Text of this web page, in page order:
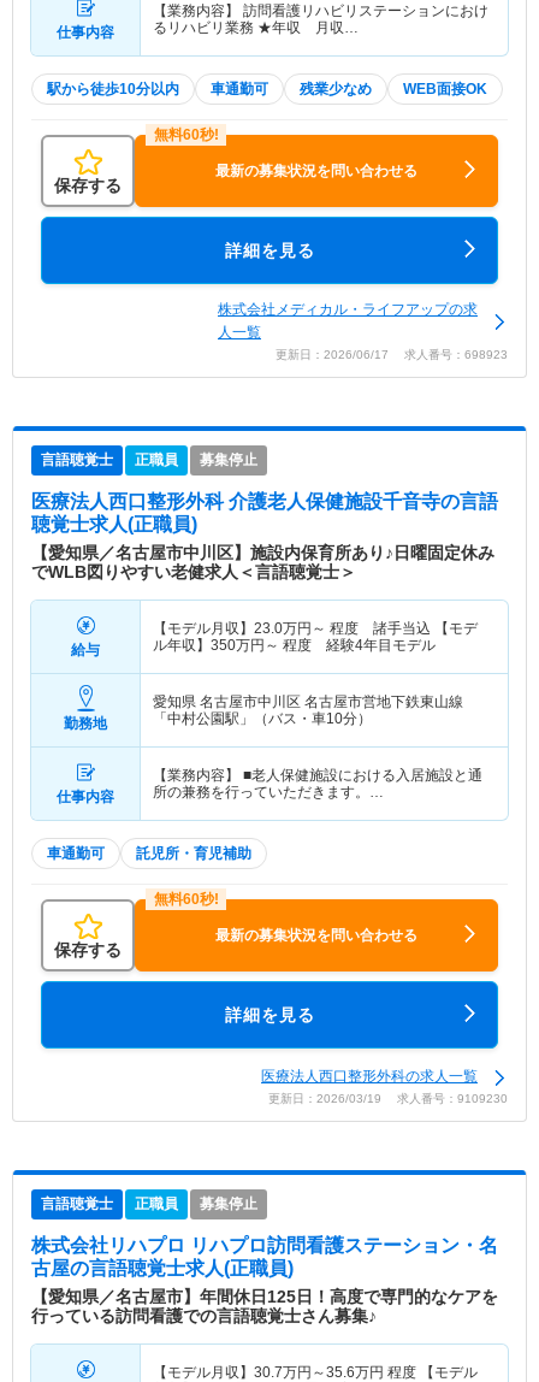
仕事内容
【業務内容】 訪問看護リハビリステーションにおけ
るリハビリ業務 ★年収 月収…
駅から徒歩10分以内 車通勤可 残業少なめ WEB面接OK
保存する
最新の募集状況を問い合わせる
詳細を見る
株式会社メディカル・ライフアップの求
人一覧
更新日：2026/06/17 求人番号：698923
言語聴覚士 正職員 募集停止
医療法人西口整形外科 介護老人保健施設千音寺の言語
聴覚士求人(正職員)
【愛知県／名古屋市中川区】施設内保育所あり♪日曜固定休み
でWLB図りやすい老健求人＜言語聴覚士＞
給与
【モデル月収】 23.0万円～ 程度 諸手当込 【モデ
ル年収】 350万円～ 程度 経験4年目モデル
勤務地
愛知県 名古屋市中川区 名古屋市営地下鉄東山線
「中村公園駅」（バス・車10分）
仕事内容
【業務内容】 ■老人保健施設における入居施設と通
所の兼務を行っていただきます。…
車通勤可 託児所・育児補助
保存する
最新の募集状況を問い合わせる
詳細を見る
医療法人西口整形外科の求人一覧
更新日：2026/03/19 求人番号：9109230
言語聴覚士 正職員 募集停止
株式会社リハプロ リハプロ訪問看護ステーション・名
古屋の言語聴覚士求人(正職員)
【愛知県／名古屋市】年間休日125日！高度で専門的なケアを
行っている訪問看護での言語聴覚士さん募集♪
【モデル月収】 30.7万円～35.6万円 程度 【モデル